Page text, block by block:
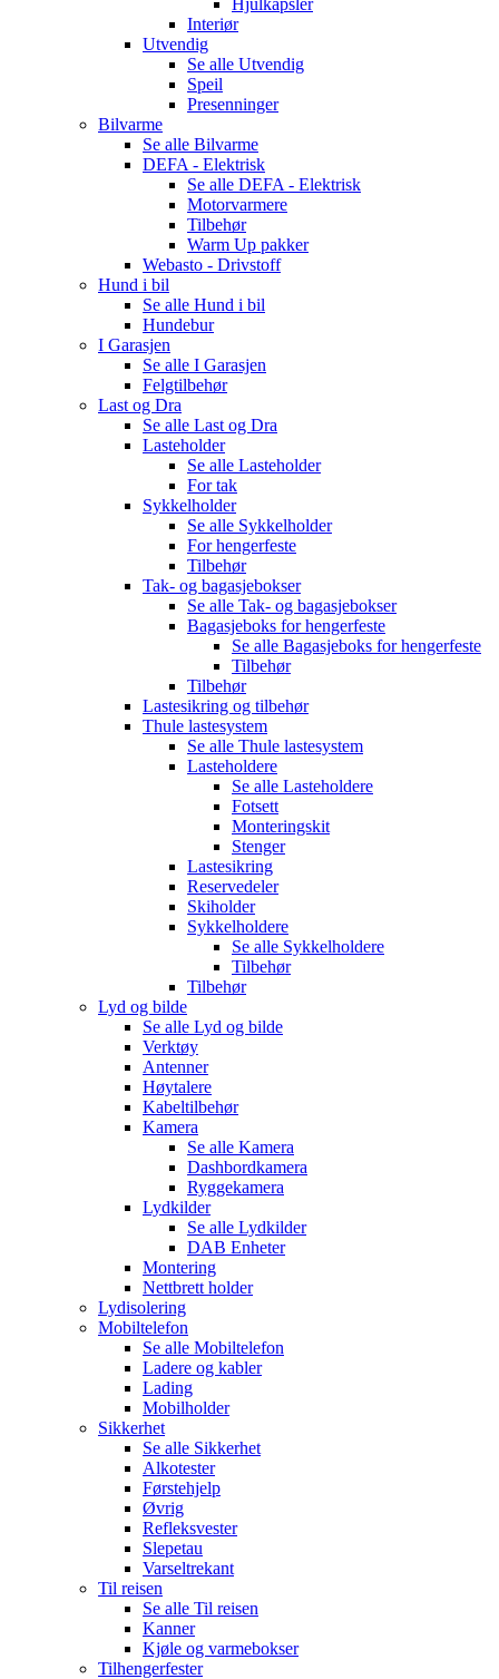
Interiør
Utvendig
Se alle Utvendig
Speil
Presenninger
Bilvarme
Se alle Bilvarme
DEFA - Elektrisk
Se alle DEFA - Elektrisk
Motorvarmere
Tilbehør
Warm Up pakker
Webasto - Drivstoff
Hund i bil
Se alle Hund i bil
Hundebur
I Garasjen
Se alle I Garasjen
Felgtilbehør
Last og Dra
Se alle Last og Dra
Lasteholder
Se alle Lasteholder
For tak
Sykkelholder
Se alle Sykkelholder
For hengerfeste
Tilbehør
Tak- og bagasjebokser
Se alle Tak- og bagasjebokser
Bagasjeboks for hengerfeste
Se alle Bagasjeboks for hengerfeste
Tilbehør
Tilbehør
Lastesikring og tilbehør
Thule lastesystem
Se alle Thule lastesystem
Lasteholdere
Se alle Lasteholdere
Fotsett
Monteringskit
Stenger
Lastesikring
Reservedeler
Skiholder
Sykkelholdere
Se alle Sykkelholdere
Tilbehør
Tilbehør
Lyd og bilde
Se alle Lyd og bilde
Verktøy
Antenner
Høytalere
Kabeltilbehør
Kamera
Se alle Kamera
Dashbordkamera
Ryggekamera
Lydkilder
Se alle Lydkilder
DAB Enheter
Montering
Nettbrett holder
Lydisolering
Mobiltelefon
Se alle Mobiltelefon
Ladere og kabler
Lading
Mobilholder
Sikkerhet
Se alle Sikkerhet
Alkotester
Førstehjelp
Øvrig
Refleksvester
Slepetau
Varseltrekant
Til reisen
Se alle Til reisen
Kanner
Kjøle og varmebokser
Tilhengerfester